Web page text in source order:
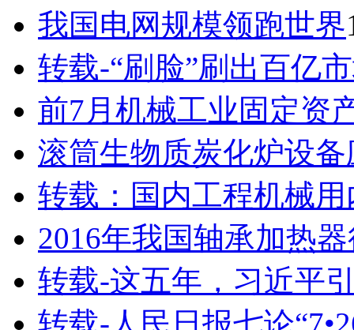
我国电网规模领跑世界
转载-“刷脸”刷出百亿
前7月机械工业固定资
滚筒生物质炭化炉设
转载：国内工程机械
2016年我国轴承加热
转载-这五年，习近平
转载-人民日报七论